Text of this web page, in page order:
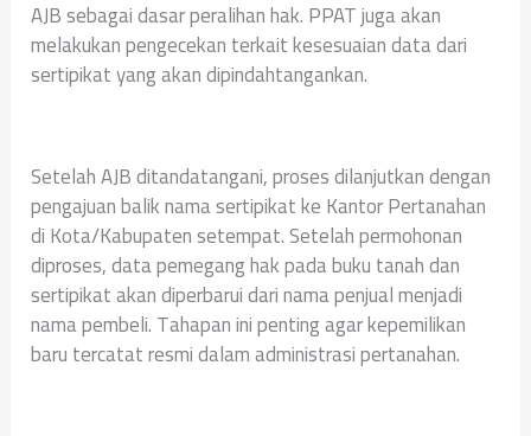
AJB sebagai dasar peralihan hak. PPAT juga akan
melakukan pengecekan terkait kesesuaian data dari
sertipikat yang akan dipindahtangankan.
Setelah AJB ditandatangani, proses dilanjutkan dengan
pengajuan balik nama sertipikat ke Kantor Pertanahan
di Kota/Kabupaten setempat. Setelah permohonan
diproses, data pemegang hak pada buku tanah dan
sertipikat akan diperbarui dari nama penjual menjadi
nama pembeli. Tahapan ini penting agar kepemilikan
baru tercatat resmi dalam administrasi pertanahan.